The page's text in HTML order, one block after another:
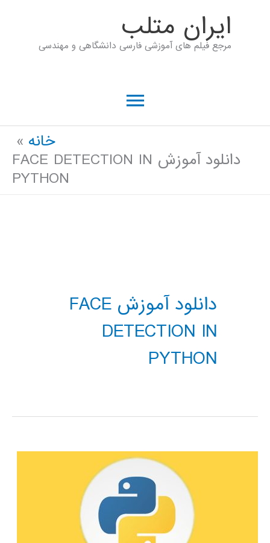
ايران متلب
مرجع فیلم های آموزشی فارسی دانشگاهی و مهندسی
فهرست
خانه
دانلود آموزش FACE DETECTION IN
PYTHON
دانلود آموزش FACE
DETECTION IN
PYTHON